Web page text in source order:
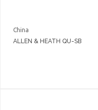
China
ALLEN & HEATH QU-SB